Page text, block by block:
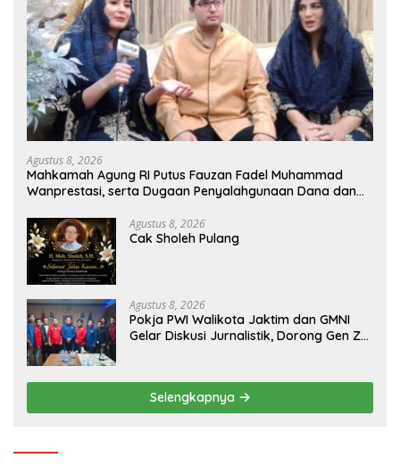
Agustus 8, 2026
Mahkamah Agung RI Putus Fauzan Fadel Muhammad
Wanprestasi, serta Dugaan Penyalahgunaan Dana dan
Agustus 8, 2026
Cak Sholeh Pulang
Agustus 8, 2026
Pokja PWI Walikota Jaktim dan GMNI
Gelar Diskusi Jurnalistik, Dorong Gen Z
Selengkapnya